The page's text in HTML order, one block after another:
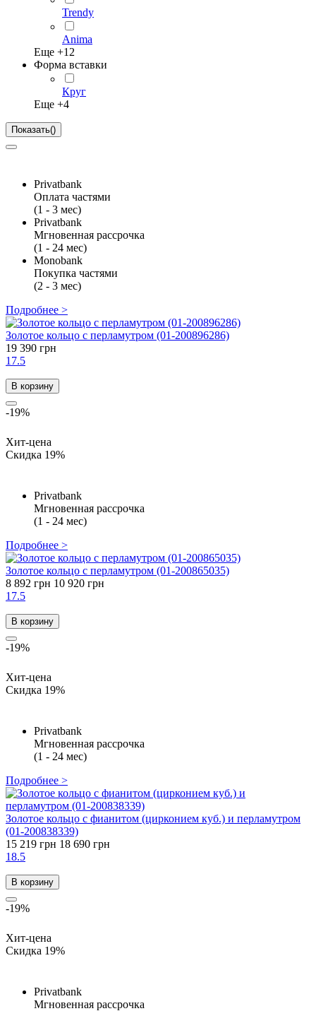
Trendy
Anima
Еще +12
Форма вставки
Круг
Еще +4
Показать()
Privatbank
Оплата частями
(1 - 3 мес)
Privatbank
Мгновенная рассрочка
(1 - 24 мес)
Monobank
Покупка частями
(2 - 3 мес)
Подробнее >
Золотое кольцо с перламутром (01-200896286)
19 390 грн
17.5
В корзину
-19%
Хит-цена
Скидка 19%
Privatbank
Мгновенная рассрочка
(1 - 24 мес)
Подробнее >
Золотое кольцо с перламутром (01-200865035)
8 892 грн 10 920 грн
17.5
В корзину
-19%
Хит-цена
Скидка 19%
Privatbank
Мгновенная рассрочка
(1 - 24 мес)
Подробнее >
Золотое кольцо с фианитом (цирконием куб.) и перламутром
(01-200838339)
15 219 грн 18 690 грн
18.5
В корзину
-19%
Хит-цена
Скидка 19%
Privatbank
Мгновенная рассрочка